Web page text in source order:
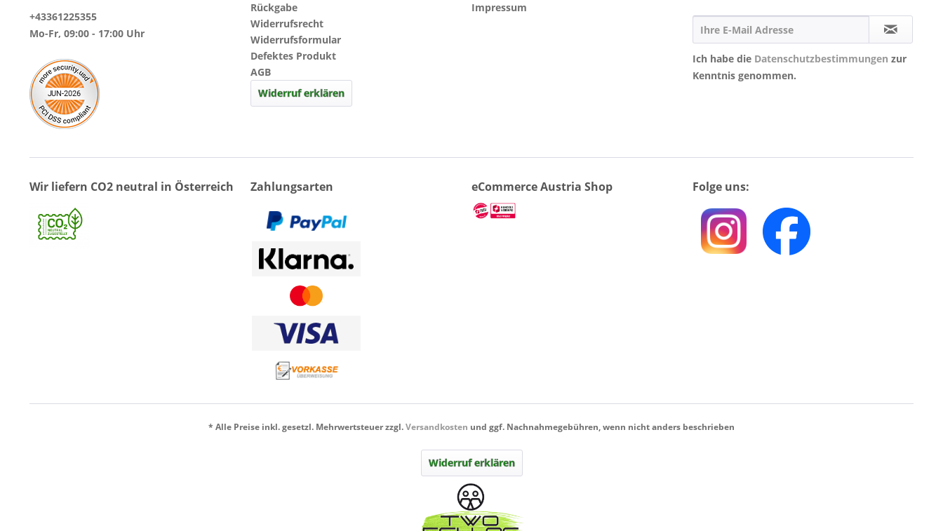
+43361225355
Mo-Fr, 09:00 - 17:00 Uhr
Rückgabe
Widerrufsrecht
Widerrufsformular
Defektes Produkt
AGB
Widerruf erklären
Impressum
Ich habe die Datenschutzbestimmungen zur
Kenntnis genommen.
Wir liefern CO2 neutral in Österreich Zahlungsarten eCommerce Austria Shop Folge uns:
* Alle Preise inkl. gesetzl. Mehrwertsteuer zzgl.Versandkosten und ggf. Nachnahmegebühren, wenn nicht anders beschrieben
Widerruf erklären